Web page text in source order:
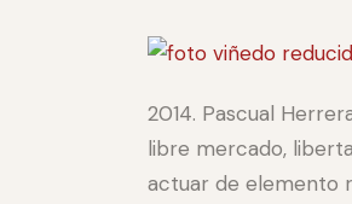
2014. Pascual
libre mercado,
actuar de elemento